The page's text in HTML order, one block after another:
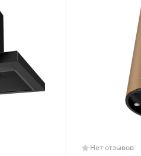
Нет отзывов